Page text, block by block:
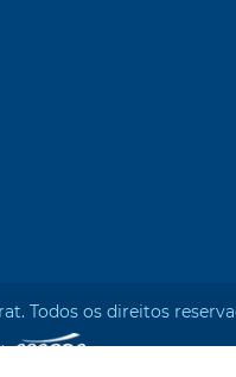
Todos os direitos